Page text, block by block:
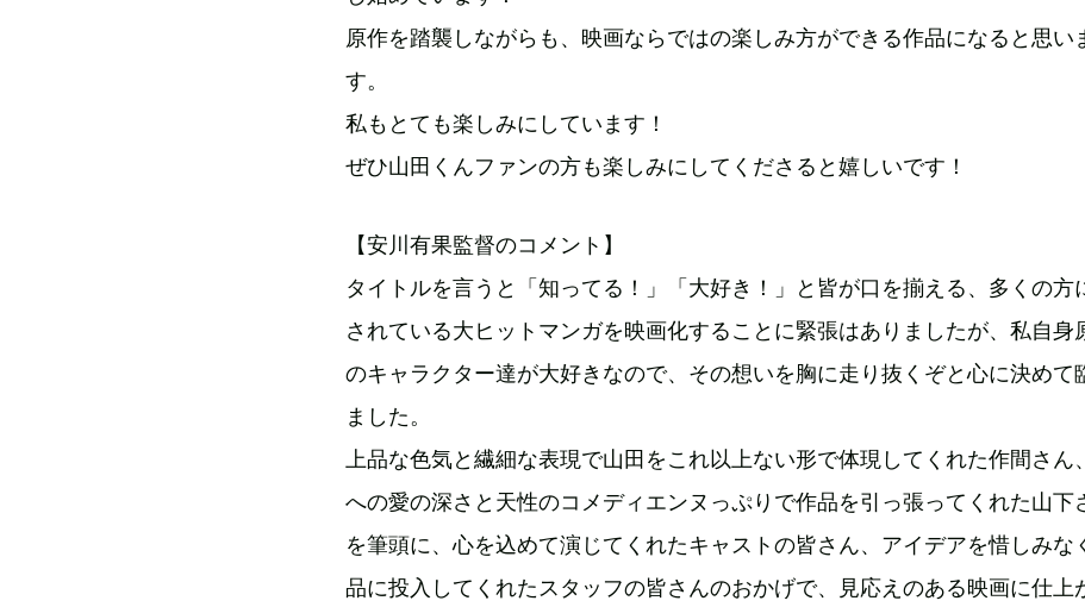
原作を踏襲しながらも、映画ならではの楽しみ方ができる作品になると思い
す。
私もとても楽しみにしています！
ぜひ山田くんファンの方も楽しみにしてくださると嬉しいです！
【安川有果監督のコメント】
タイトルを言うと「知ってる！」「大好き！」と皆が口を揃える、多くの方
されている大ヒットマンガを映画化することに緊張はありましたが、私自身
のキャラクター達が大好きなので、その想いを胸に走り抜くぞと心に決めて
ました。
上品な色気と繊細な表現で山田をこれ以上ない形で体現してくれた作間さん
への愛の深さと天性のコメディエンヌっぷりで作品を引っ張ってくれた山下
を筆頭に、心を込めて演じてくれたキャストの皆さん、アイデアを惜しみな
品に投入してくれたスタッフの皆さんのおかげで、見応えのある映画に仕上